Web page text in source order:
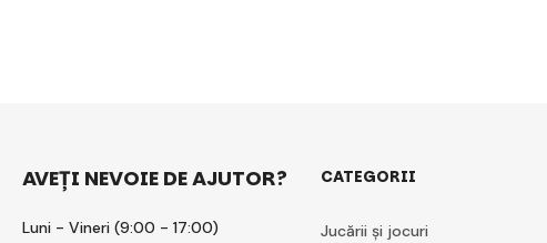
AVEȚI NEVOIE DE AJUTOR?
Luni - Vineri (9:00 - 17:00)
CATEGORII
Jucării și jocuri